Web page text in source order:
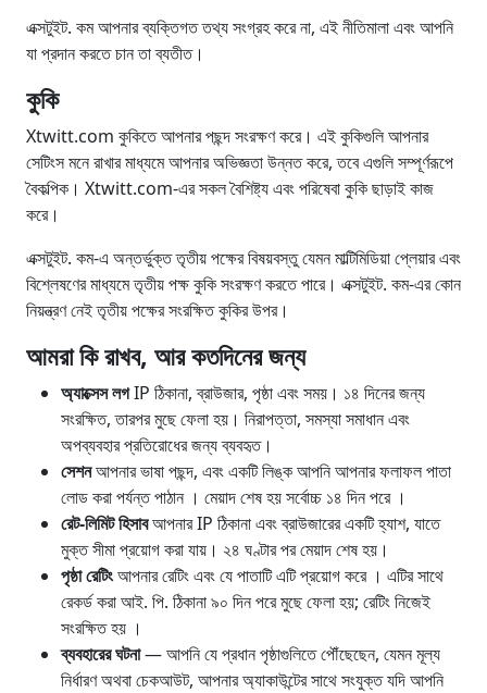
এক্সটুইট. কম আপনার ব্যক্তিগত তথ্য সংগ্রহ করে না, এই নীতিমালা এবং আপনি
যা প্রদান করতে চান তা ব্যতীত।
কুকি
Xtwitt.com কুকিতে আপনার পছন্দ সংরক্ষণ করে। এই কুকিগুলি আপনার
সেটিংস মনে রাখার মাধ্যমে আপনার অভিজ্ঞতা উন্নত করে, তবে এগুলি সম্পূর্ণরূপে
বৈকল্পিক। Xtwitt.com-এর সকল বৈশিষ্ট্য এবং পরিষেবা কুকি ছাড়াই কাজ
করে।
এক্সটুইট. কম-এ অন্তর্ভুক্ত তৃতীয় পক্ষের বিষয়বস্তু যেমন মাল্টিমিডিয়া প্লেয়ার এবং
বিশ্লেষণের মাধ্যমে তৃতীয় পক্ষ কুকি সংরক্ষণ করতে পারে। এক্সটুইট. কম-এর কোন
নিয়ন্ত্রণ নেই তৃতীয় পক্ষের সংরক্ষিত কুকির উপর।
আমরা কি রাখব, আর কতদিনের জন্য
অ্যাক্সেস লগIP ঠিকানা, ব্রাউজার, পৃষ্ঠা এবং সময়। ১৪ দিনের জন্য
সংরক্ষিত, তারপর মুছে ফেলা হয়। নিরাপত্তা, সমস্যা সমাধান এবং
অপব্যবহার প্রতিরোধের জন্য ব্যবহৃত।
সেশনআপনার ভাষা পছন্দ, এবং একটি লিঙ্ক আপনি আপনার ফলাফল পাতা
লোড করা পর্যন্ত পাঠান । মেয়াদ শেষ হয় সর্বোচ্চ ১৪ দিন পরে ।
রেট-লিমিট হিসাবআপনার IP ঠিকানা এবং ব্রাউজারের একটি হ্যাশ, যাতে
মুক্ত সীমা প্রয়োগ করা যায়। ২৪ ঘণ্টার পর মেয়াদ শেষ হয়।
পৃষ্ঠা রেটিংআপনার রেটিং এবং যে পাতাটি এটি প্রয়োগ করে । এটির সাথে
রেকর্ড করা আই. পি. ঠিকানা ৯০ দিন পরে মুছে ফেলা হয়; রেটিং নিজেই
সংরক্ষিত হয় ।
ব্যবহারের ঘটনা— আপনি যে প্রধান পৃষ্ঠাগুলিতে পৌঁছেছেন, যেমন মূল্য
নির্ধারণ অথবা চেকআউট, আপনার অ্যাকাউন্টের সাথে সংযুক্ত যদি আপনি